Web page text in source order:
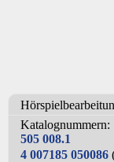
Katalognummern:
505 008.1
4 007185 050086